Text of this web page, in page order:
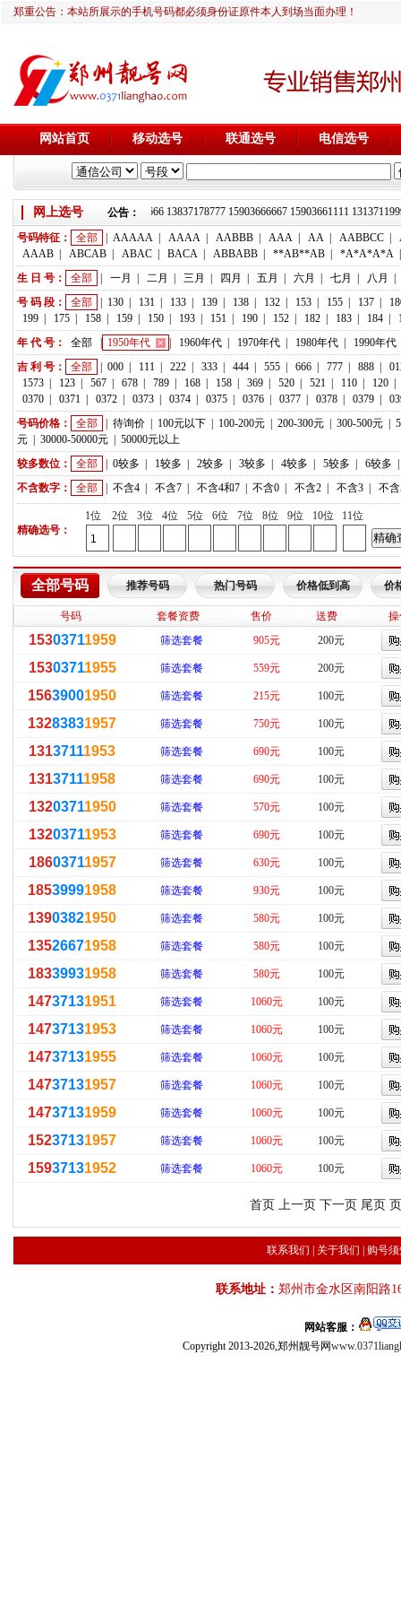
郑重公告：本站所展示的手机号码都必须身份证原件本人到场当面办理！
网站首页 移动选号 联通选号 电信选号
网上选号 公告：
靓号推荐：18236933666 13837178777 15903666667 15903661111
号码特征： 全部 AAAAA AAAA AABBB AAA AA AABBCC
AAAB
ABCAB ABAC BACA ABBABB **AB**AB *A*A*A*A
生 日 号：
全部 一月 二月 三月 四月 五月 六月 七月 八月
号 码 段：
全部 130 131 133 139 138 132 153 155 137
199
175 158 159 150 193 151 190 152 182 183 184
年 代 号：
全部 1950年代 1960年代 1970年代 1980年代
1990年代
吉 利 号：
全部 000 111 222 333 444 555 666 777 888
1573
123 567 678 789 168 158 369 520 521 110 120
0370
0371 0372 0373 0374 0375 0376 0377 0378 0379
号码价格：
全部 待询价 100元以下 100-200元 200-300元 300-500元
元
30000-50000元
50000元以上
较多数位：
全部 0较多 1较多 2较多 3较多 4较多 5较多 6较多
不含数字：
全部 不含4 不含7 不含4和7 不含0 不含2 不含3 不
精确选号：
1位 2位 3位 4位 5位 6位 7位 8位 9位 10位 11位
全部号码 推荐号码 热门号码 价格低到高 价
号码 套餐资费 售价 送费
15303711959 筛选套餐 905元 200元
15303711955 筛选套餐 559元 200元
15639001950 筛选套餐 215元 100元
13283831957 筛选套餐 750元 100元
13137111953 筛选套餐 690元 100元
13137111958 筛选套餐 690元 100元
13203711950 筛选套餐 570元 100元
13203711953 筛选套餐 690元 100元
18603711957 筛选套餐 630元 100元
18539991958 筛选套餐 930元 100元
13903821950 筛选套餐 580元 100元
13526671958 筛选套餐 580元 100元
18339931958 筛选套餐 580元 100元
14737131951 筛选套餐 1060元 100元
14737131953 筛选套餐 1060元 100元
14737131955 筛选套餐 1060元 100元
14737131957 筛选套餐 1060元 100元
14737131959 筛选套餐 1060元 100元
15237131957 筛选套餐 1060元 100元
15937131952 筛选套餐 1060元 100元
首页 上一页 下一页 尾页页
联系我们 关于我们 购号
联系地址： 郑州市金水区南阳路
网站客服：
Copyright 2013-2026,郑州靓号网